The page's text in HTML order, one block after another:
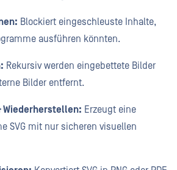
Blockiert eingeschleuste Inhalte,
ausführen könnten.
Rekursiv werden eingebettete Bilder
Bilder entfernt.
Wiederherstellen: Erzeugt eine
SVG mit nur sicheren visuellen